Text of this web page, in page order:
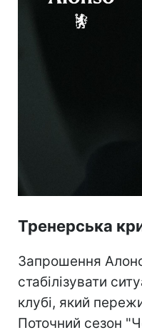
Тренерська
Запрошення
стабілізувати
клубі, який
Поточний сезон